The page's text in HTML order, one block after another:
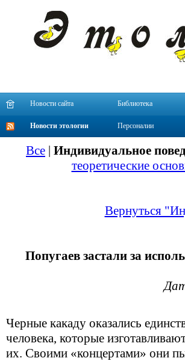
Новости сайта Библиотека
Новости этологии Персоналии
Все | Индивидуальное
теоретические
Вернуться
Попугаев застали за
Черные какаду оказались
человека, которые
их. Своими «концертами» они